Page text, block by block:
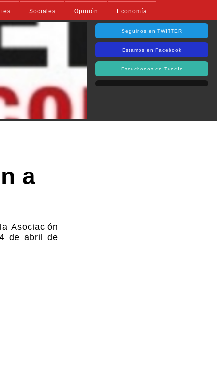
Sociales Opinión Economía
Seguinos en TWITTER
Estamos en Facebook
Escuchanos en TuneIn
a
Asociación
de abril de